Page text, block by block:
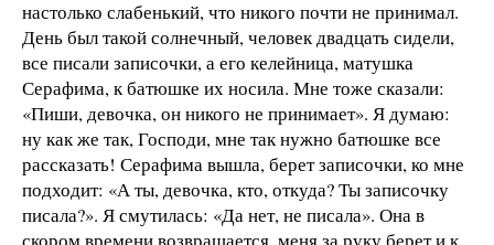
настолько слабенький, что никого почти не принимал.
День был такой солнечный, человек двадцать сидели,
все писали записочки, а его келейница, матушка
Серафима, к батюшке их носила. Мне тоже сказали:
«Пиши, девочка, он никого не принимает». Я думаю:
ну как же так, Господи, мне так нужно батюшке все
рассказать! Серафима вышла, берет записочки, ко мне
подходит: «А ты, девочка, кто, откуда? Ты записочку
писала?». Я смутилась: «Да нет, не писала». Она в
скором времени возвращается, меня за руку берет и к